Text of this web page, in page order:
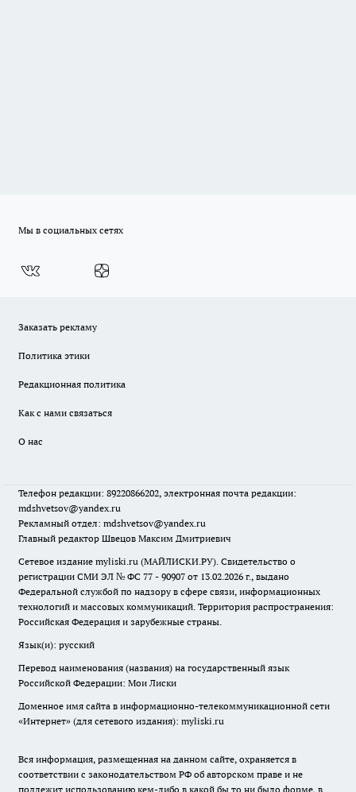
Мы в социальных сетях
Заказать рекламу
Политика этики
Редакционная политика
Как с нами связаться
О нас
Телефон редакции: 89220866202, электронная почта редакции:
mdshvetsov@yandex.ru
Рекламный отдел: mdshvetsov@yandex.ru
Главный редактор Швецов Максим Дмитриевич
Сетевое издание myliski.ru (МАЙЛИСКИ.РУ). Свидетельство о
регистрации СМИ ЭЛ № ФС 77 - 90907 от 13.02.2026 г., выдано
Федеральной службой по надзору в сфере связи, информационных
технологий и массовых коммуникаций. Территория распространения:
Российская Федерация и зарубежные страны.
Язык(и): русский
Перевод наименования (названия) на государственный язык
Российской Федерации: Мои Лиски
Доменное имя сайта в информационно-телекоммуникационной сети
«Интернет» (для сетевого издания): myliski.ru
Вся информация, размещенная на данном сайте, охраняется в
соответствии с законодательством РФ об авторском праве и не
подлежит использованию кем-либо в какой бы то ни было форме, в